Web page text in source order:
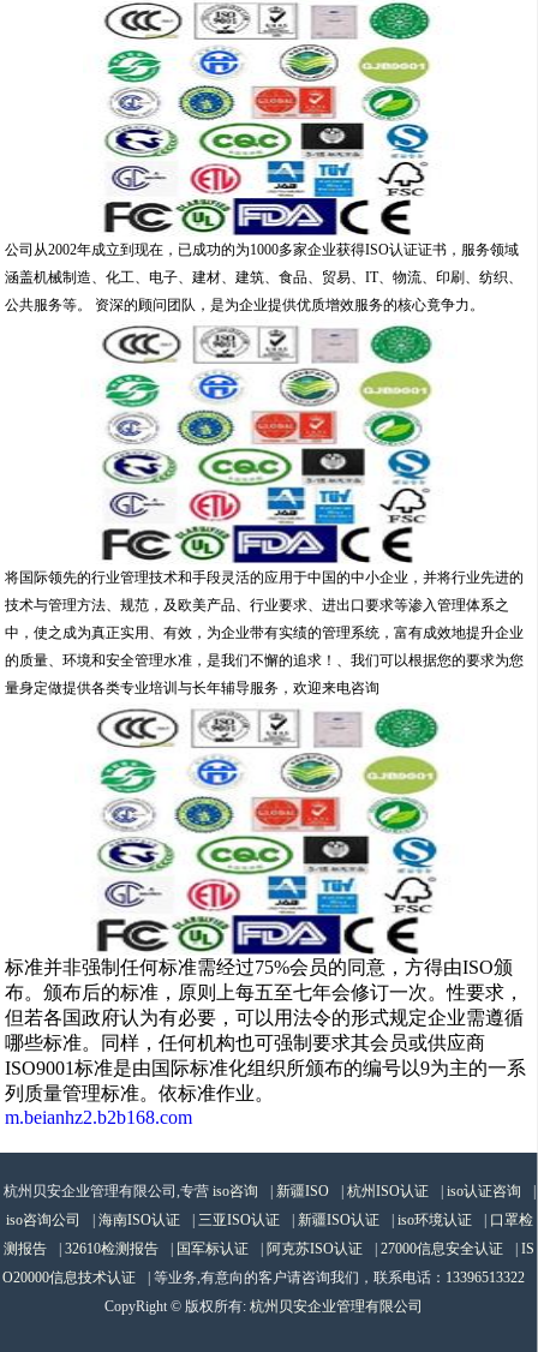
公司从2002年成立到现在，已成功的为1000多家企业获得ISO认证证书，服务领域
涵盖机械制造、化工、电子、建材、建筑、食品、贸易、IT、物流、印刷、纺织、
公共服务等。 资深的顾问团队，是为企业提供优质增效服务的核心竟争力。
将国际领先的行业管理技术和手段灵活的应用于中国的中小企业，并将行业先进的
技术与管理方法、规范，及欧美产品、行业要求、进出口要求等渗入管理体系之
中，使之成为真正实用、有效，为企业带有实绩的管理系统，富有成效地提升企业
的质量、环境和安全管理水准，是我们不懈的追求！、我们可以根据您的要求为您
量身定做提供各类专业培训与长年辅导服务，欢迎来电咨询
标准并非强制任何标准需经过75%会员的同意，方得由ISO颁
布。颁布后的标准，原则上每五至七年会修订一次。性要求，
但若各国政府认为有必要，可以用法令的形式规定企业需遵循
哪些标准。同样，任何机构也可强制要求其会员或供应商
ISO9001标准是由国际标准化组织所颁布的编号以9为主的一系
列质量管理标准。依标准作业。
m.beianhz2.b2b168.com
杭州贝安企业管理有限公司,专营 iso咨询 新疆ISO 杭州ISO认证 iso认证咨询
iso咨询公司
海南ISO认证 三亚ISO认证 新疆ISO认证 iso环境认证
口罩检
测报告
32610检测报告 国军标认证 阿克苏ISO认证 27000信息安全认证
IS
O20000信息技术认证
| 等业务,有意向的客户请咨询我们，联系电话： 13396513322
CopyRight © 版权所有: 杭州贝安企业管理有限公司